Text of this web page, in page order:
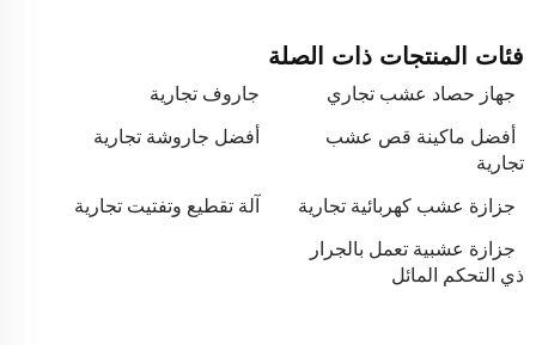
فئات المنتجات ذات الصلة
جهاز حصاد عشب تجاري
جاروف تجارية
أفضل ماكينة قص عشب
تجارية
أفضل جاروشة تجارية
جزازة عشب كهربائية تجارية
آلة تقطيع وتفتيت تجارية
جزازة عشبية تعمل بالجرار
ذي التحكم المائل